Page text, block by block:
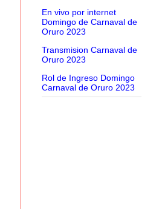
En vivo por internet
Domingo de Carnaval de
Oruro 2023
Transmision Carnaval de
Oruro 2023
Rol de Ingreso Domingo
Carnaval de Oruro 2023